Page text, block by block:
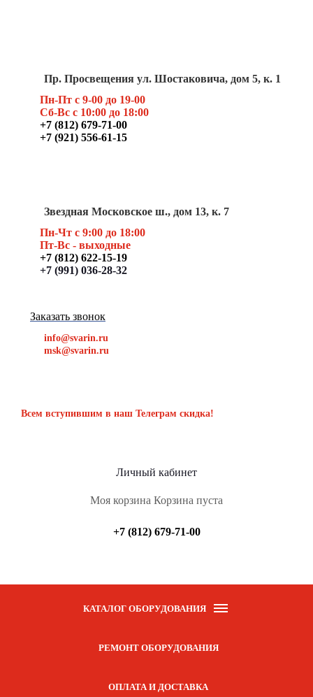
Пр. Просвещения ул. Шостаковича, дом 5, к. 1
Пн-Пт с 9-00 до 19-00
Сб-Вс с 10:00 до 18:00
+7 (812) 679-71-00
+7 (921) 556-61-15
Звездная Московское ш., дом 13, к. 7
Пн-Чт с 9:00 до 18:00
Пт-Вс - выходные
+7 (812) 622-15-19
+7 (991) 036-28-32
Заказать звонок
info@svarin.ru
msk@svarin.ru
Всем вступившим в наш Телеграм скидка!
Личный кабинет
Моя корзина Корзина пуста
+7 (812) 679-71-00
КАТАЛОГ ОБОРУДОВАНИЯ
РЕМОНТ ОБОРУДОВАНИЯ
ОПЛАТА И ДОСТАВКА